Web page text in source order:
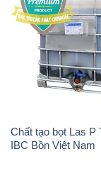
Chất tạo bọt Las P
IBC Bồn Việt Nam